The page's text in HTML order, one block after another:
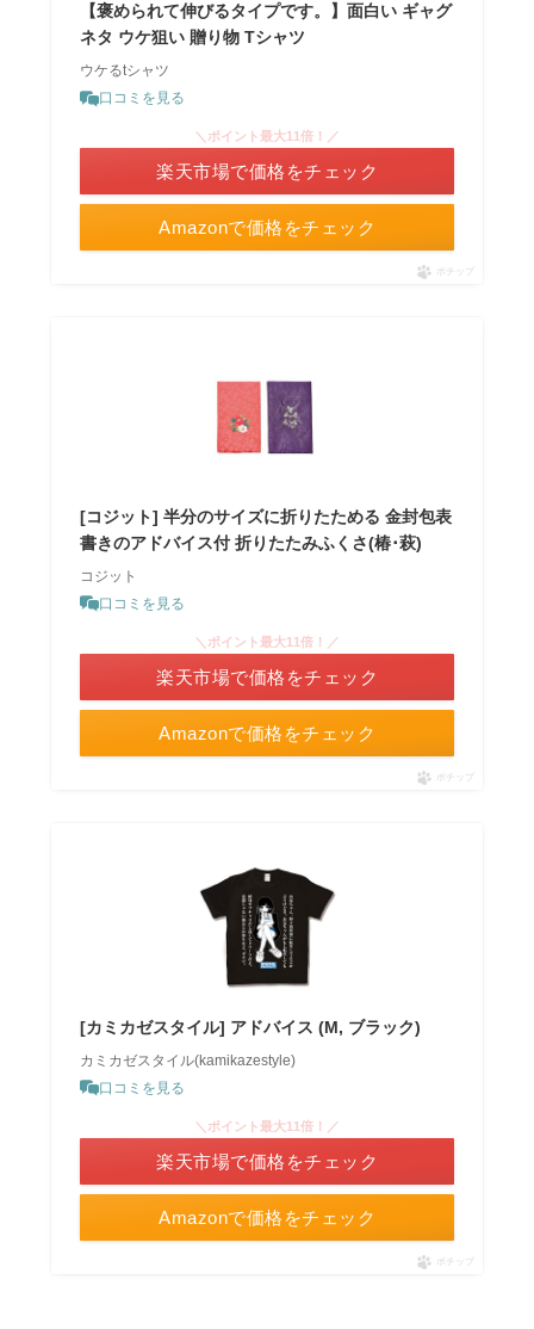
【褒められて伸びるタイプです。】面白い ギャグ
ネタ ウケ狙い 贈り物 Tシャツ
ウケるtシャツ
口コミを見る
Amazonで価格をチェック
＼ポイント最大11倍！／
楽天市場で価格をチェック
ポチップ
[コジット] 半分のサイズに折りたためる 金封包表
書きのアドバイス付 折りたたみふくさ(椿･萩)
コジット
口コミを見る
Amazonで価格をチェック
＼ポイント最大11倍！／
楽天市場で価格をチェック
ポチップ
[カミカゼスタイル] アドバイス (M, ブラック)
カミカゼスタイル(kamikazestyle)
口コミを見る
Amazonで価格をチェック
＼ポイント最大11倍！／
楽天市場で価格をチェック
ポチップ